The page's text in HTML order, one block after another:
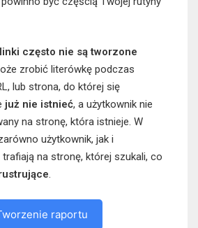
często nie są tworzone
zrobić literówkę podczas
lub strona, do której się
już nie istnieć, a użytkownik nie
na stronę, która istnieje. W
użytkownik, jak i
na stronę, której szukali, co
.
raportu